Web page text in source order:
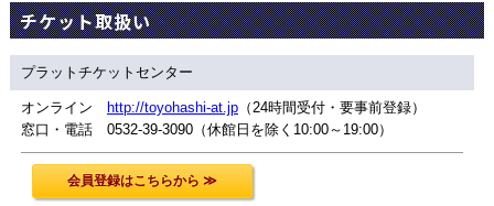
チケット取扱い
プラットチケットセンター
オンライン http://toyohashi-at.jp（24時間受付・要事前登録）
窓口・電話 0532-39-3090（休館日を除く10:00～19:00）